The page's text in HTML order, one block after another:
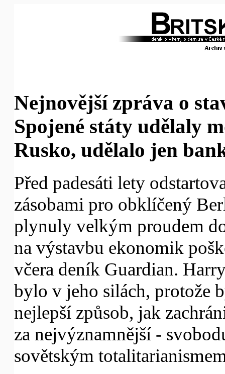
Nejnovější zpráva o
Spojené státy udělaly
Rusko, udělalo jen
Před padesáti lety
zásobami pro obklíčený
plynuly velkým proudem
na výstavbu ekonomik
včera deník Guardian.
bylo v jeho silách, protože
nejlepší způsob, jak
za nejvýznamnější -
sovětským